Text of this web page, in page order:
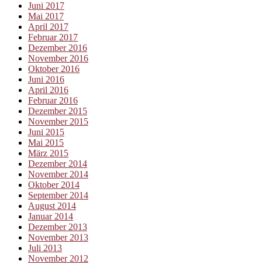
Juni 2017
Mai 2017
April 2017
Februar 2017
Dezember 2016
November 2016
Oktober 2016
Juni 2016
April 2016
Februar 2016
Dezember 2015
November 2015
Juni 2015
Mai 2015
März 2015
Dezember 2014
November 2014
Oktober 2014
September 2014
August 2014
Januar 2014
Dezember 2013
November 2013
Juli 2013
November 2012